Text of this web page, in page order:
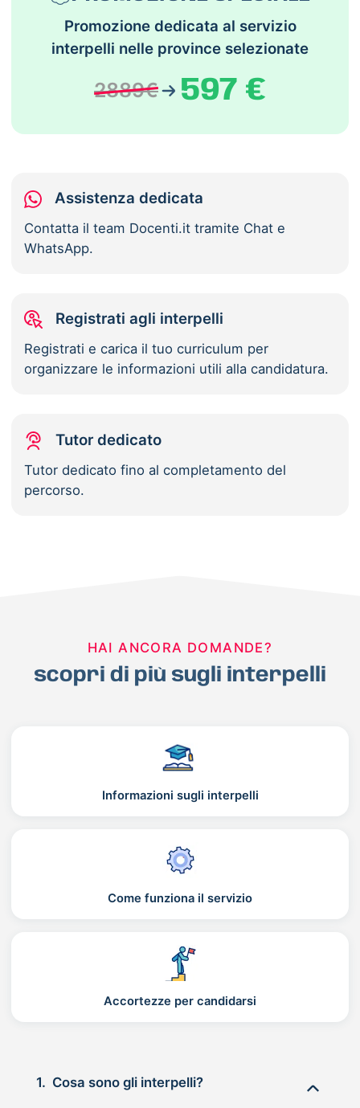
Promozione dedicata al servizio
interpelli nelle province selezionate
2889€ 597 €
Assistenza dedicata
Contatta il team Docenti.it tramite Chat e
WhatsApp.
Registrati agli interpelli
Registrati e carica il tuo curriculum per
organizzare le informazioni utili alla candidatura.
Tutor dedicato
Tutor dedicato fino al completamento del
percorso.
HAI ANCORA DOMANDE?
scopri di più sugli interpelli
Informazioni sugli interpelli
Come funziona il servizio
Accortezze per candidarsi
1. Cosa sono gli interpelli?